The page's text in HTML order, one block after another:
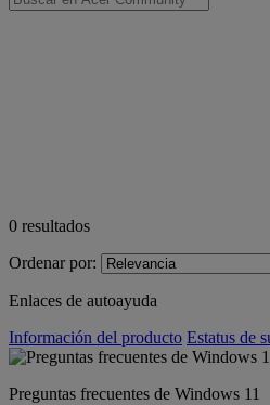
0 resultados
Ordenar por:
Enlaces de autoayuda
Información del producto Estatus de
Preguntas frecuentes de Windows 11